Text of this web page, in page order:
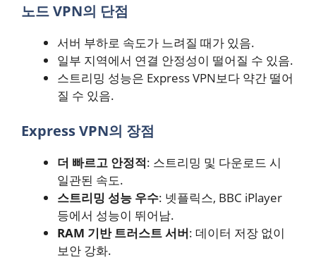
노드 VPN의 단점
서버 부하로 속도가 느려질 때가 있음.
일부 지역에서 연결 안정성이 떨어질 수 있음.
스트리밍 성능은 Express VPN보다 약간 떨어
질 수 있음.
Express VPN의 장점
더 빠르고 안정적: 스트리밍 및 다운로드 시
일관된 속도.
스트리밍 성능 우수: 넷플릭스, BBC iPlayer
등에서 성능이 뛰어남.
RAM 기반 트러스트 서버: 데이터 저장 없이
보안 강화.